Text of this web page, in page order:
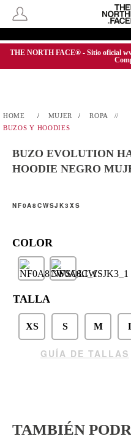
THE NORTH FACE® - Sitio oficial
MUJER
ROPA
BUZOS Y HOODIES
BUZO EVOLUTION
HOODIE NEGRO
NF0A8CWSJK3XS
TALLA
XS S M
GUÍA DE TALLAS
TAMBIÉN